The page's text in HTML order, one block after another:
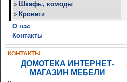
» Шкафы, комоды
» Кровати
О нас
Контакты
КОНТАКТЫ
ДОМОТЕКА ИНТЕРНЕТ-
МАГАЗИН МЕБЕЛИ